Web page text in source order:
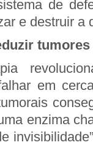
de
e destruir a
tumores
em
enzima